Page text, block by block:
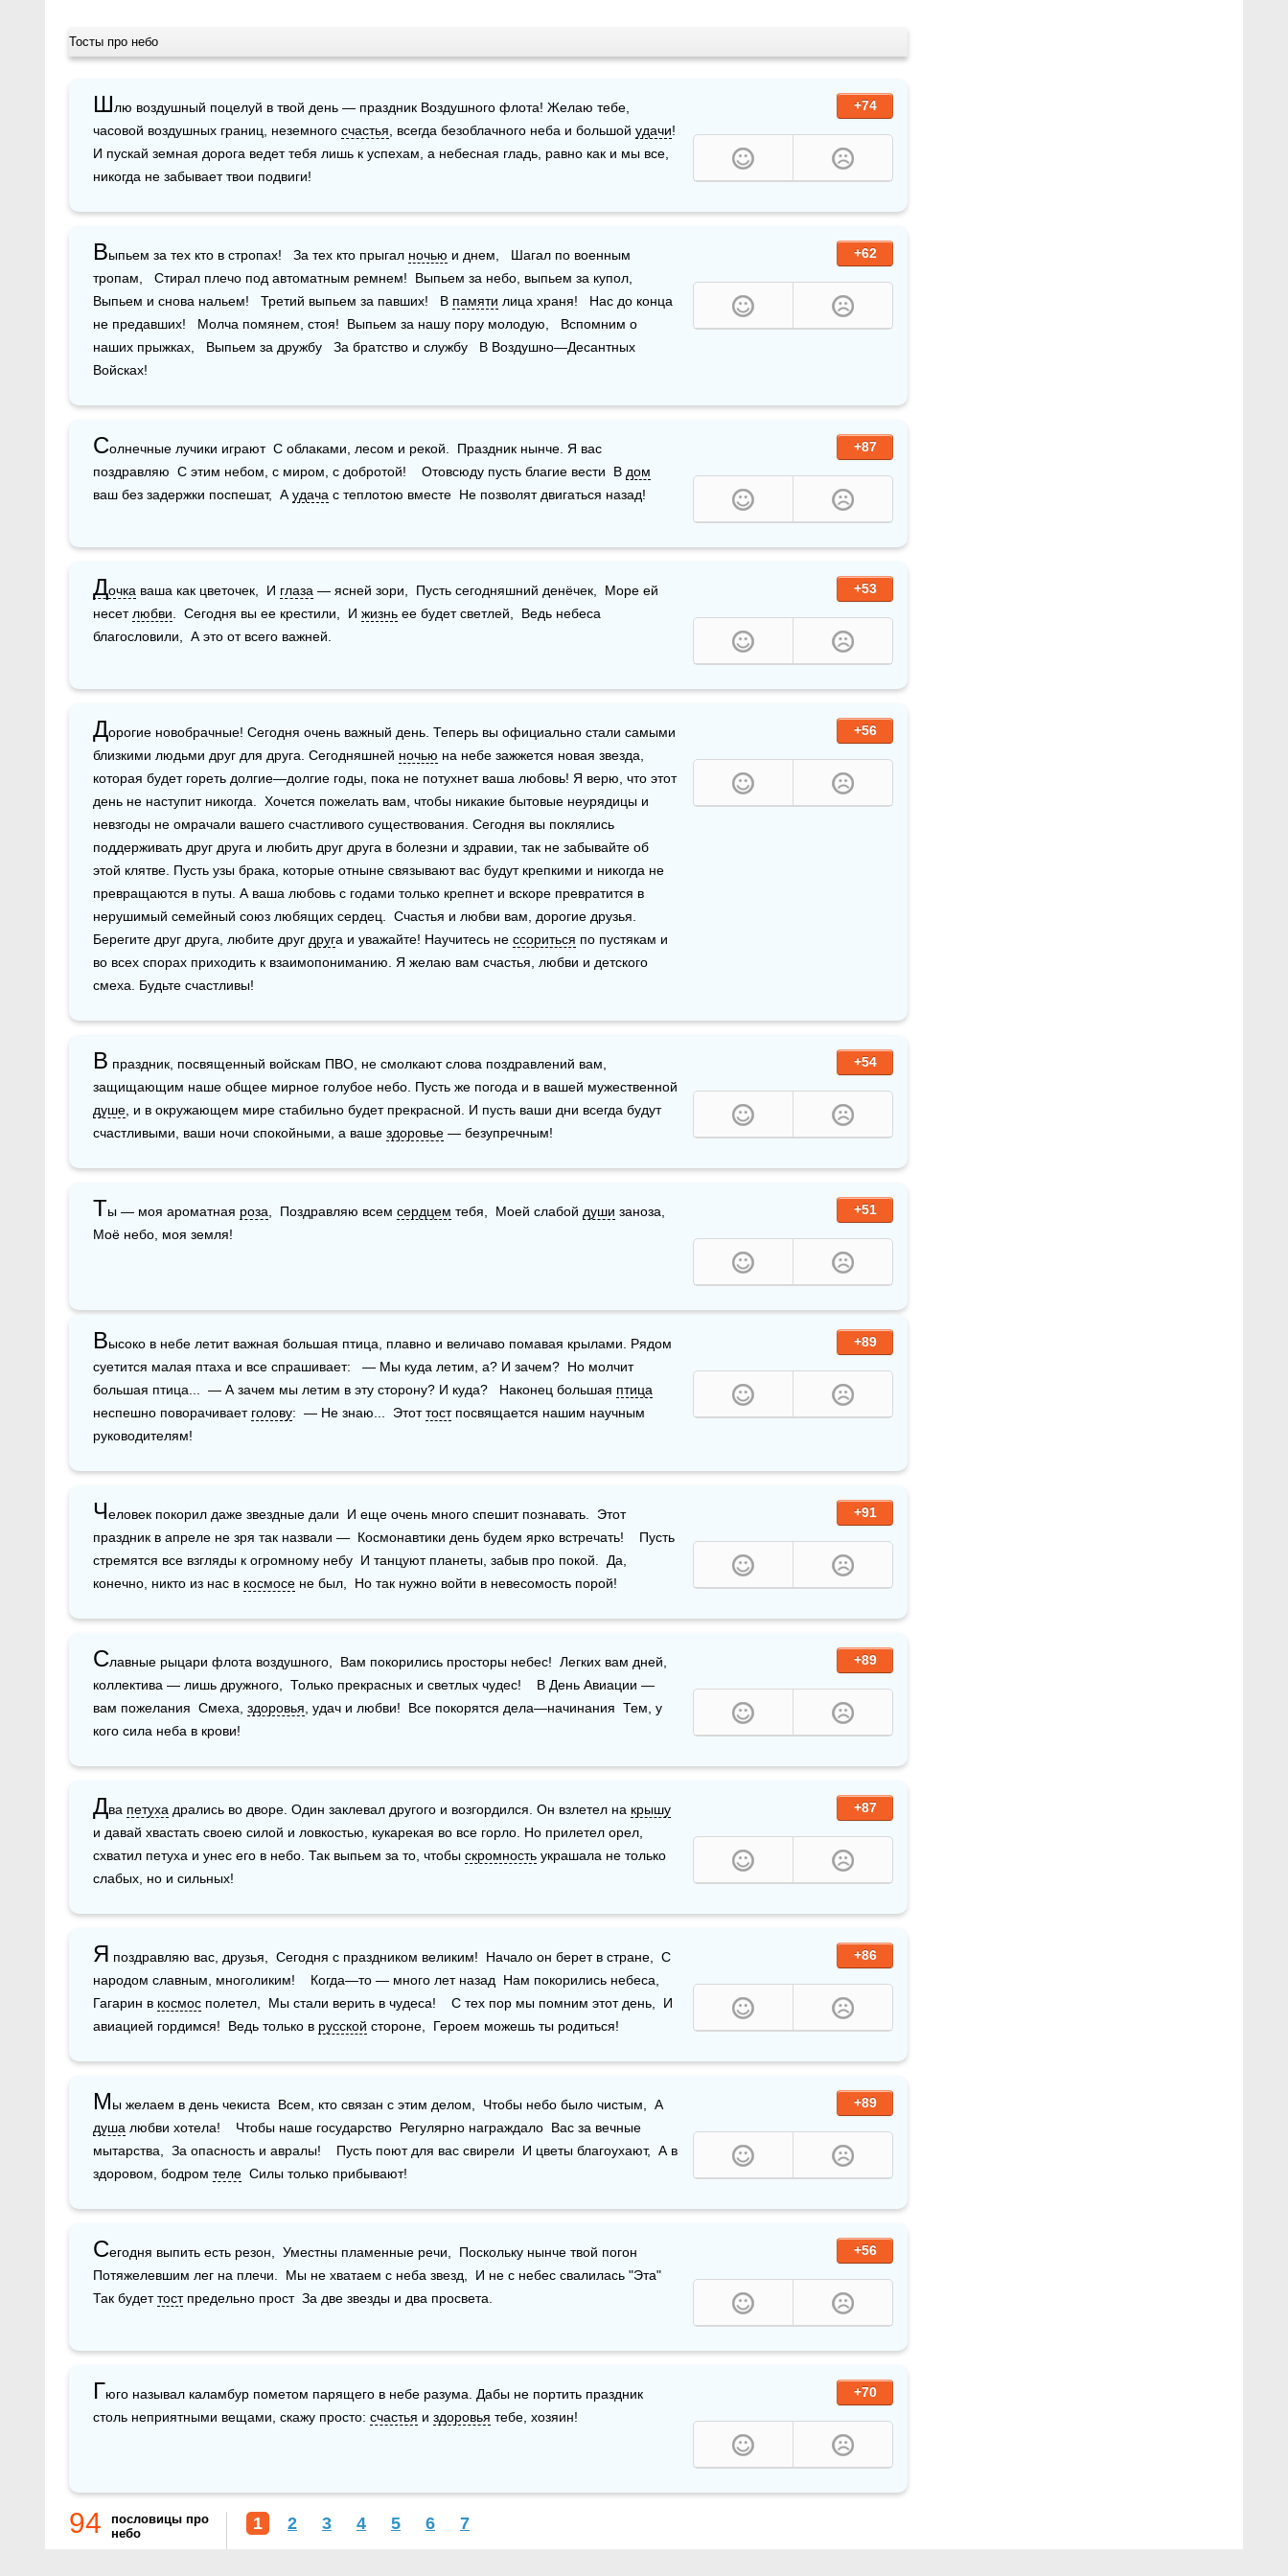
Тосты про небо
+74
Шлю воздушный поцелуй в твой день — праздник Воздушного флота! Желаю тебе,
часовой воздушных границ, неземного счастья , всегда безоблачного неба и большой удачи!
И пускай земная дорога ведет тебя лишь к успехам, а небесная гладь, равно как и мы все,
никогда не забывает твои подвиги!
+62
Выпьем за тех кто в стропах!   За тех кто прыгал ночью и днем,   Шагал по военным
тропам,   Стирал плечо под автоматным ремнем!  Выпьем за небо, выпьем за купол,
Выпьем и снова нальем!   Третий выпьем за павших!   В памяти лица храня!   Нас до конца
не предавших!   Молча помянем, стоя!  Выпьем за нашу пору молодую,   Вспомним о
наших прыжках,   Выпьем за дружбу   За братство и службу   В Воздушно—Десантных
Войсках!
+87
Солнечные лучики играют  С облаками, лесом и рекой.  Праздник нынче. Я вас
поздравляю  С этим небом, с миром, с добротой!    Отовсюду пусть благие вести  В дом
ваш без задержки поспешат,  А удача с теплотою вместе  Не позволят двигаться назад!
+53
Дочка ваша как цветочек,  И глаза — ясней зори,  Пусть сегодняшний денёчек,  Море ей
несет любви .  Сегодня вы ее крестили,  И жизнь ее будет светлей,  Ведь небеса
благословили,  А это от всего важней.
+56
Дорогие новобрачные! Сегодня очень важный день. Теперь вы официально стали самыми
близкими людьми друг для друга. Сегодняшней ночью на небе зажжется новая звезда,
которая будет гореть долгие—долгие годы, пока не потухнет ваша любовь! Я верю, что этот
день не наступит никогда.  Хочется пожелать вам, чтобы никакие бытовые неурядицы и
невзгоды не омрачали вашего счастливого существования. Сегодня вы поклялись
поддерживать друг друга и любить друг друга в болезни и здравии, так не забывайте об
этой клятве. Пусть узы брака, которые отныне связывают вас будут крепкими и никогда не
превращаются в путы. А ваша любовь с годами только крепнет и вскоре превратится в
нерушимый семейный союз любящих сердец.  Счастья и любви вам, дорогие друзья.
Берегите друг друга, любите друг друга и уважайте! Научитесь не ссориться по пустякам и
во всех спорах приходить к взаимопониманию. Я желаю вам счастья, любви и детского
смеха. Будьте счастливы!
+54
В праздник, посвященный войскам ПВО, не смолкают слова поздравлений вам,
душе , и в окружающем мире стабильно будет прекрасной. И пусть ваши дни всегда будут
счастливыми, ваши ночи спокойными, а ваше здоровье — безупречным!
+51
Ты — моя ароматная роза ,  Поздравляю всем сердцем тебя,  Моей слабой души заноза,
Моё небо, моя земля!
+89
Высоко в небе летит важная большая птица, плавно и величаво помавая крылами. Рядом
суетится малая птаха и все спрашивает:   — Мы куда летим, а? И зачем?  Но молчит
большая птица...  — А зачем мы летим в эту сторону? И куда?   Наконец большая птица
неспешно поворачивает голову:  — Не знаю...  Этот тост посвящается нашим научным
руководителям!
+91
Человек покорил даже звездные дали  И еще очень много спешит познавать.  Этот
праздник в апреле не зря так назвали —  Космонавтики день будем ярко встречать!    Пусть
стремятся все взгляды к огромному небу  И танцуют планеты, забыв про покой.  Да,
конечно, никто из нас в космосе не был,  Но так нужно войти в невесомость порой!
+89
Славные рыцари флота воздушного,  Вам покорились просторы небес!  Легких вам дней,
коллектива — лишь дружного,  Только прекрасных и светлых чудес!    В День Авиации —
вам пожелания  Смеха, здоровья , удач и любви!  Все покорятся дела—начинания  Тем, у
кого сила неба в крови!
+87
Два петуха дрались во дворе. Один заклевал другого и возгордился. Он взлетел на крышу
и давай хвастать своею силой и ловкостью, кукарекая во все горло. Но прилетел орел,
схватил петуха и унес его в небо. Так выпьем за то, чтобы скромность украшала не только
слабых, но и сильных!
+86
Я поздравляю вас, друзья,  Сегодня с праздником великим!  Начало он берет в стране,  С
народом славным, многоликим!    Когда—то — много лет назад  Нам покорились небеса,
Гагарин в космос полетел,  Мы стали верить в чудеса!    С тех пор мы помним этот день,  И
авиацией гордимся!  Ведь только в русской стороне,  Героем можешь ты родиться!
+89
М
душа любви хотела!    Чтобы наше государство  Регулярно награждало  Вас за вечные
мытарства,  За опасность и авралы!    Пусть поют для вас свирели  И цветы благоухают,  А в
здоровом, бодром теле
  Силы только прибывают!
+56
Сегодня выпить есть резон,  Уместны пламенные речи,  Поскольку нынче твой погон
Потяжелевшим лег на плечи.  Мы не хватаем с неба звезд,  И не с небес свалилась "Эта"
Так будет тост предельно прост  За две звезды и два просвета.
+70
Гюго называл каламбур пометом парящего в небе разума. Дабы не портить праздник
столь неприятными вещами, скажу просто: счастья и здоровья тебе, хозяин!
94
пословицы про
небо
1 2 3 4 5 6 7